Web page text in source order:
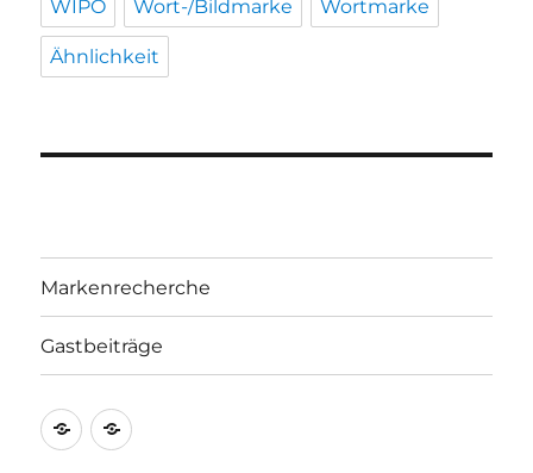
WIPO Wort-/Bildmarke Wortmarke
Ähnlichkeit
Markenrecherche
Gastbeiträge
Markenrecherche
Gastbeiträge